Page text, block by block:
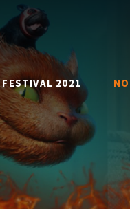
FESTIVAL 2021